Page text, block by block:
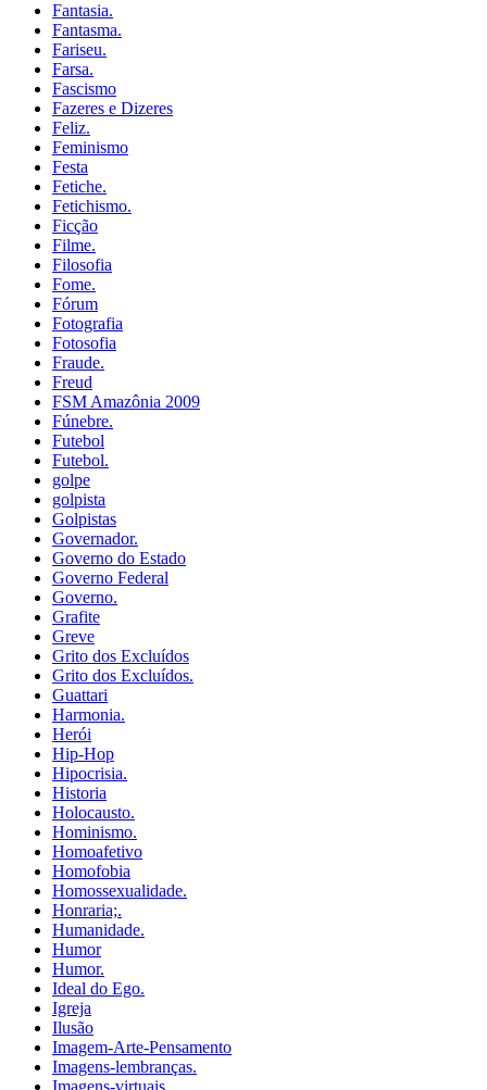
Fantasia.
Fantasma.
Fariseu.
Farsa.
Fascismo
Fazeres e Dizeres
Feliz.
Feminismo
Festa
Fetiche.
Fetichismo.
Ficção
Filme.
Filosofia
Fome.
Fórum
Fotografia
Fotosofia
Fraude.
Freud
FSM Amazônia 2009
Fúnebre.
Futebol
Futebol.
golpe
golpista
Golpistas
Governador.
Governo do Estado
Governo Federal
Governo.
Grafite
Greve
Grito dos Excluídos
Grito dos Excluídos.
Guattari
Harmonia.
Herói
Hip-Hop
Hipocrisia.
Historia
Holocausto.
Hominismo.
Homoafetivo
Homofobia
Homossexualidade.
Honraria;.
Humanidade.
Humor
Humor.
Ideal do Ego.
Igreja
Ilusão
Imagem-Arte-Pensamento
Imagens-lembranças.
Imagens-virtuais.